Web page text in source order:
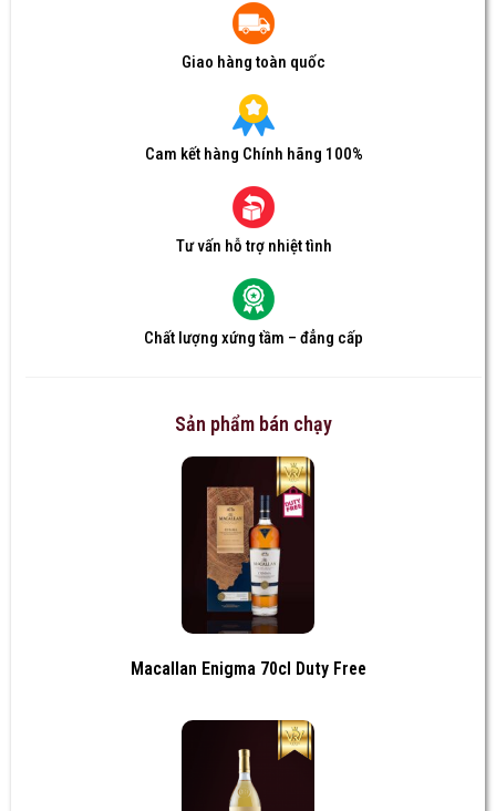
Giao hàng toàn quốc
Cam kết hàng Chính hãng 100%
Tư vấn hỗ trợ nhiệt tình
Chất lượng xứng tầm – đẳng cấp
Sản phẩm bán chạy
Macallan Enigma 70cl Duty Free